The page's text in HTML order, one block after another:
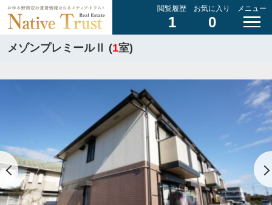
閲覧履歴
1
お気に入り
0
メニュー
メゾンプレミールⅡ (1室)